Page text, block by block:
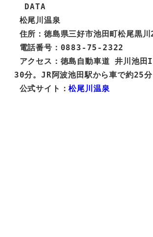
30分。JR阿波池田駅から車で約25分
公式サイト：松尾川温泉